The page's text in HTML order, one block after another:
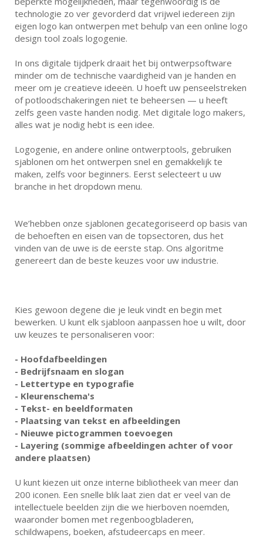
technologie zo ver gevorderd dat vrijwel iedereen zijn
eigen logo kan ontwerpen met behulp van een online logo
design tool zoals logogenie.
In ons digitale tijdperk draait het bij ontwerpsoftware
minder om de technische vaardigheid van je handen en
meer om je creatieve ideeën. U hoeft uw penseelstreken
of potloodschakeringen niet te beheersen — u heeft
zelfs geen vaste handen nodig. Met digitale logo makers,
alles wat je nodig hebt is een idee.
Logogenie, en andere online ontwerptools, gebruiken
sjablonen om het ontwerpen snel en gemakkelijk te
maken, zelfs voor beginners. Eerst selecteert u uw
branche in het dropdown menu.
We’hebben onze sjablonen gecategoriseerd op basis van
de behoeften en eisen van de topsectoren, dus het
vinden van de uwe is de eerste stap. Ons algoritme
genereert dan de beste keuzes voor uw industrie.
Kies gewoon degene die je leuk vindt en begin met
bewerken. U kunt elk sjabloon aanpassen hoe u wilt, door
uw keuzes te personaliseren voor:
- Hoofdafbeeldingen
- Bedrijfsnaam en slogan
- Lettertype en typografie
- Kleurenschema's
- Tekst- en beeldformaten
- Plaatsing van tekst en afbeeldingen
- Nieuwe pictogrammen toevoegen
- Layering (sommige afbeeldingen achter of voor
andere plaatsen)
U kunt kiezen uit onze interne bibliotheek van meer dan
200 iconen. Een snelle blik laat zien dat er veel van de
intellectuele beelden zijn die we hierboven noemden,
waaronder bomen met regenboogbladeren,
schildwapens, boeken, afstudeercaps en meer.